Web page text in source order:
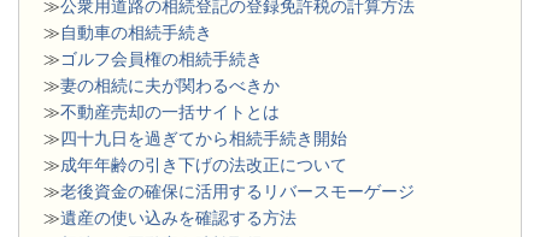
≫公衆用道路の相続登記の登録免許税の計算方法
≫自動車の相続手続き
≫ゴルフ会員権の相続手続き
≫妻の相続に夫が関わるべきか
≫不動産売却の一括サイトとは
≫四十九日を過ぎてから相続手続き開始
≫成年年齢の引き下げの法改正について
≫老後資金の確保に活用するリバースモーゲージ
≫遺産の使い込みを確認する方法